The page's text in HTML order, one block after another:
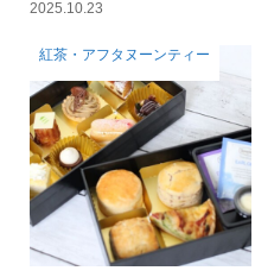
2025.10.23
紅茶・アフタヌーンティー